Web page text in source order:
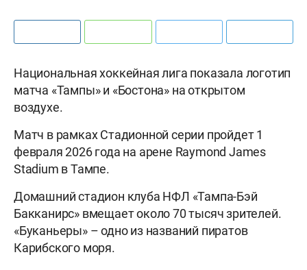
Национальная хоккейная лига показала логотип
матча «Тампы» и «Бостона» на открытом
воздухе.
Матч в рамках Стадионной серии пройдет 1
февраля 2026 года на арене Raymond James
Stadium в Тампе.
Домашний стадион клуба НФЛ «Тампа-Бэй
Бакканирс» вмещает около 70 тысяч зрителей.
«Буканьеры» – одно из названий пиратов
Карибского моря.